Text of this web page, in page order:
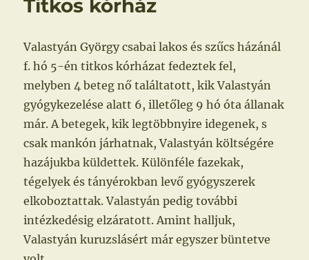
Titkos kórház
Valastyán György csabai lakos és szűcs házánál
f. hó 5-én titkos kórházat fedeztek fel,
melyben 4 beteg nő találtatott, kik Valastyán
gyógykezelése alatt 6, illetőleg 9 hó óta állanak
már. A betegek, kik legtöbbnyire idegenek, s
csak mankón járhatnak, Valastyán költségére
hazájukba küldettek. Különféle fazekak,
tégelyek és tányérokban levő gyógyszerek
elkoboztattak. Valastyán pedig további
intézkedésig elzáratott. Amint halljuk,
Valastyán kuruzslásért már egyszer büntetve